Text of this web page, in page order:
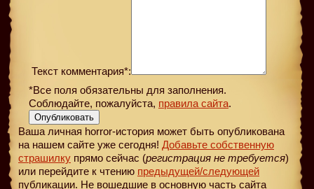
Текст комментария*:
*Все поля обязательны для заполнения.
Соблюдайте, пожалуйста, правила сайта.
Опубликовать
Ваша личная horror-история может быть опубликована
на нашем сайте уже сегодня! Добавьте собственную
страшилку прямо сейчас (регистрация не требуется)
или перейдите к чтению предыдущей/следующей
публикации. Не вошедшие в основную часть сайта